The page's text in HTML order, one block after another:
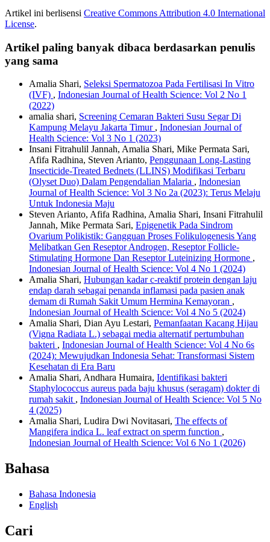
Artikel ini berlisensi Creative Commons Attribution 4.0 International
License.
Artikel paling banyak dibaca berdasarkan penulis
yang sama
Amalia Shari, Seleksi Spermatozoa Pada Fertilisasi In Vitro
(IVF) , Indonesian Journal of Health Science: Vol 2 No 1
(2022)
amalia shari, Screening Cemaran Bakteri Susu Segar Di
Kampung Melayu Jakarta Timur , Indonesian Journal of
Health Science: Vol 3 No 1 (2023)
Insani Fitrahulil Jannah, Amalia Shari, Mike Permata Sari,
Afifa Radhina, Steven Arianto, Penggunaan Long-Lasting
Insecticide-Treated Bednets (LLINS) Modifikasi Terbaru
(Olyset Duo) Dalam Pengendalian Malaria , Indonesian
Journal of Health Science: Vol 3 No 2a (2023): Terus Melaju
Untuk Indonesia Maju
Steven Arianto, Afifa Radhina, Amalia Shari, Insani Fitrahulil
Jannah, Mike Permata Sari, Epigenetik Pada Sindrom
Ovarium Polikistik: Gangguan Proses Folikulogenesis Yang
Melibatkan Gen Reseptor Androgen, Reseptor Follicle-
Stimulating Hormone Dan Reseptor Luteinizing Hormone ,
Indonesian Journal of Health Science: Vol 4 No 1 (2024)
Amalia Shari, Hubungan kadar c-reaktif protein dengan laju
endap darah sebagai penanda inflamasi pada pasien anak
demam di Rumah Sakit Umum Hermina Kemayoran ,
Indonesian Journal of Health Science: Vol 4 No 5 (2024)
Amalia Shari, Dian Ayu Lestari, Pemanfaatan Kacang Hijau
(Vigna Radiata L.) sebagai media alternatif pertumbuhan
bakteri , Indonesian Journal of Health Science: Vol 4 No 6s
(2024): Mewujudkan Indonesia Sehat: Transformasi Sistem
Kesehatan di Era Baru
Amalia Shari, Andhara Humaira, Identifikasi bakteri
Staphylococcus aureus pada baju khusus (seragam) dokter di
rumah sakit , Indonesian Journal of Health Science: Vol 5 No
4 (2025)
Amalia Shari, Ludira Dwi Novitasari, The effects of
Mangifera indica L. leaf extract on sperm function ,
Indonesian Journal of Health Science: Vol 6 No 1 (2026)
Bahasa
Bahasa Indonesia
English
Cari